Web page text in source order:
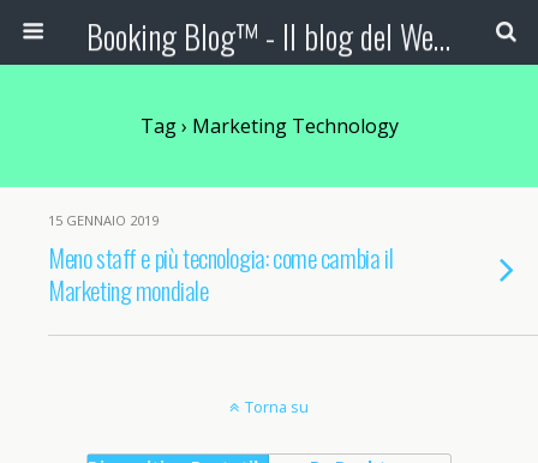
Booking Blog™ - Il blog del Web Marketing Turistico
Tag › Marketing Technology
15 GENNAIO 2019
Meno staff e più tecnologia: come cambia il
Marketing mondiale
Torna su